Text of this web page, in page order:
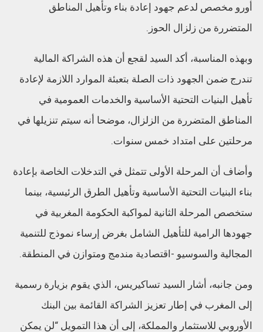
أورو مخصص لدعم جهود إعادة بناء وتأهيل المناطق
المتضررة من زلزال الحوز.
وبهذه المناسبة، أكد السيد لقجع أن هذه الشراكة المالية
تندرج ضمن الجهود ذات الصلة بتعبئة الموارد اللازمة لإعادة
تأهيل البنيات التحتية الأساسية والخدمات العمومية في
المناطق المتضررة من الزلزال، موضحا أنه سيتم تنزيلها في
مرحلتين على امتداد خمس سنوات.
وأضاف أن المرحلة الأولى تتمثل في التدخلات الخاصة بإعادة
بناء البنيات التحتية الأساسية وتأهيل الطرق الرئيسية، بينما
ستخصص المرحلة الثانية لمواكبة الحكومة المغربية في
جهودها الرامية للتأهيل الشامل بغرض إرساء نموذج للتنمية
المجالية والسوسيو -اقتصادية مندمج ومتوازن في المنطقة.
ومن جانبه، أشار السيد تساكيريس، الذي يقوم بزيارة رسمية
إلى المغرب في إطار تعزيز الشراكة القائمة بين البنك
الأوروبي للاستثمار والمملكة، إلى أن هذا التمويل “لن يمكن